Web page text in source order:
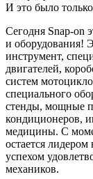
И это было
Сегодня Snap-on
и оборудования!
инструмент,
двигателей,
систем
специального
стенды, мощные
кондиционеров,
медицины. С
остается
успехом
механиков.